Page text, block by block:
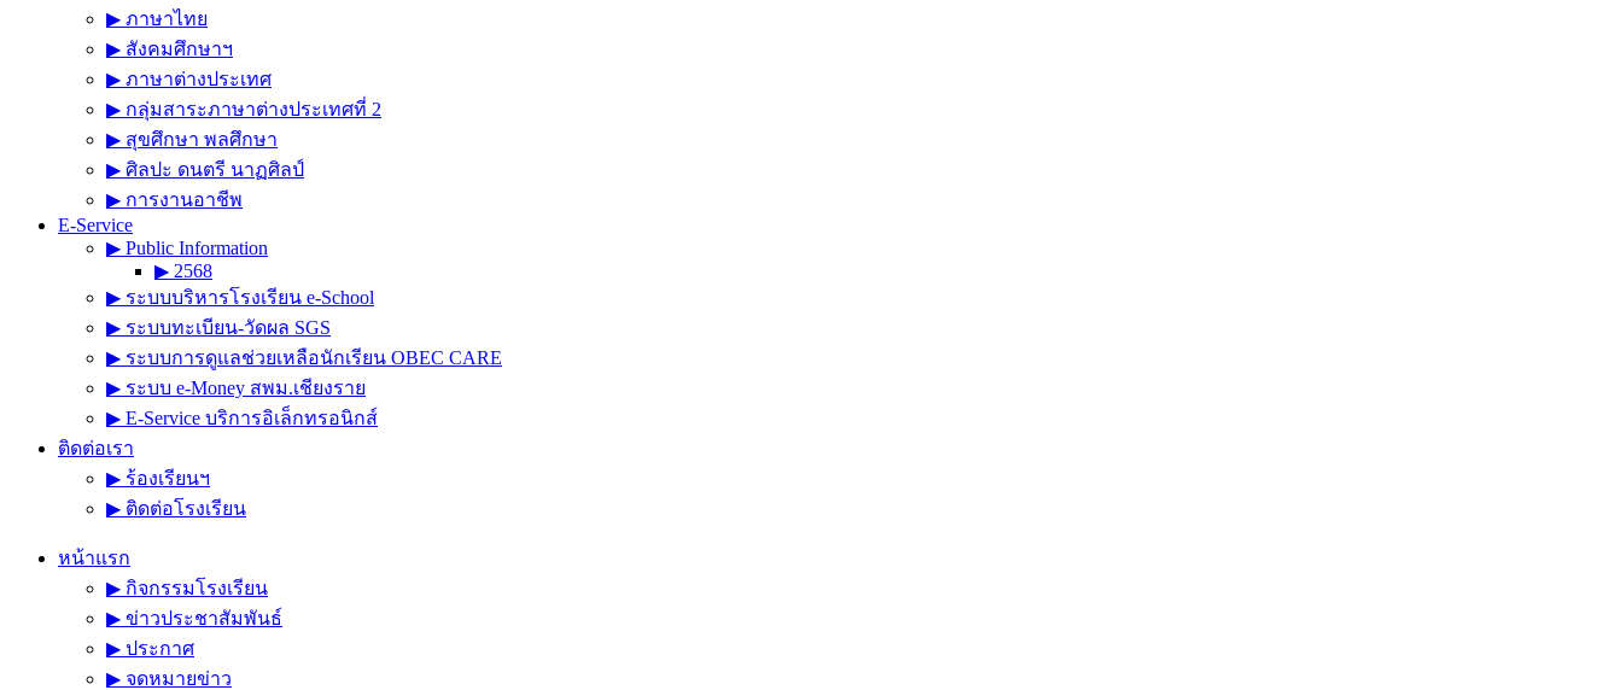
▶︎ ภาษาไทย
▶︎ สังคมศึกษาฯ
▶︎ ภาษาต่างประเทศ
▶︎ กลุ่มสาระภาษาต่างประเทศที่ 2
▶︎ สุขศึกษา พลศึกษา
▶︎ ศิลปะ ดนตรี นาฏศิลป์
▶︎ การงานอาชีพ
E-Service
▶︎ Public Information
▶︎ 2568
▶︎ ระบบบริหารโรงเรียน e-School
▶︎ ระบบทะเบียน-วัดผล SGS
▶︎ ระบบการดูแลช่วยเหลือนักเรียน OBEC CARE
▶︎ ระบบ e-Money สพม.เชียงราย
▶︎ E-Service บริการอิเล็กทรอนิกส์
ติดต่อเรา
▶︎ ร้องเรียนฯ
▶︎ ติดต่อโรงเรียน
หน้าแรก
▶︎ กิจกรรมโรงเรียน
▶︎ ข่าวประชาสัมพันธ์
▶︎ ประกาศ
▶︎ จดหมายข่าว